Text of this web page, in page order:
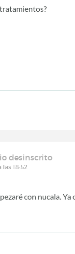
desinscrito
las 18:52
con nucala.